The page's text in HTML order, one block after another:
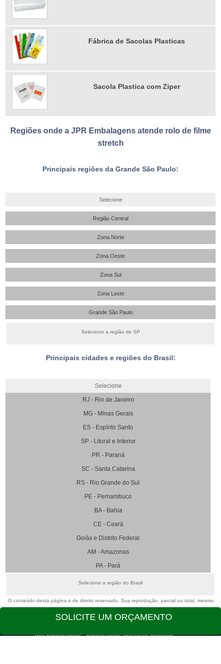
SOLICITE UM ORÇAMENTO
Fábrica de Sacolas Plasticas
Sacola Plastica com Ziper
Regiões onde a JPR Embalagens atende rolo de filme
stretch
Principais regiões da Grande São Paulo:
Selecione
Região Central
Zona Norte
Zona Oeste
Zona Sul
Zona Leste
Grande São Paulo
Selecione a região de SP
Principais cidades e regiões do Brasil:
Selecione
RJ - Rio de Janeiro
MG - Minas Gerais
ES - Espírito Santo
SP - Litoral e Interior
PR - Paraná
SC - Santa Catarina
RS - Rio Grande do Sul
PE - Pernambuco
BA - Bahia
CE - Ceará
Goiás e Distrito Federal
AM - Amazonas
PA - Pará
Selecione a região do Brasil
O conteúdo desta página é de direito reservado. Sua reprodução, parcial ou total, mesmo
autoral – artigo 184 do Código Penal –
Lei 9610/98 - Lei de direitos autorais
JPR Embalagens - Embalagens plásticas flexíveis